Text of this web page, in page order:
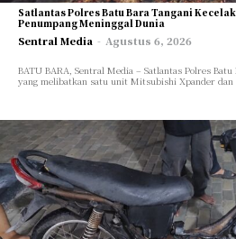
Cari Artikel
INTERNASIONAL
DAERAH
POLITIK
HUKUM
EKONOMI
SOSIAL
Cari Artikel
INTERNASIONAL
DAERAH
POLITIK
HUKUM
EKONOMI
SOSIAL
Satlantas Polres Batu Bara Tangani
Penumpang Meninggal Dunia
Sentral Media - Agustus 6, 2026
BATU BARA, Sentral Media – Satlantas Polres
yang melibatkan satu unit Mitsubishi Xpander dan